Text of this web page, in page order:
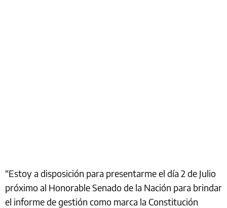
“Estoy a disposición para presentarme el día 2 de Julio
próximo al Honorable Senado de la Nación para brindar
el informe de gestión como marca la Constitución